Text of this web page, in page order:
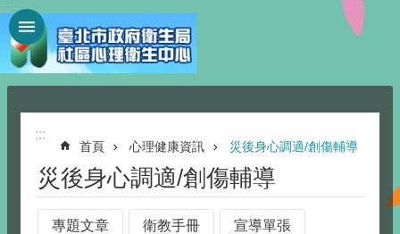
跳到主要內容區塊
:::
:::
首頁 心理健康資訊 災後身心調適/創傷輔導
災後身心調適/創傷輔導
專題文章 衛教手冊 宣導單張